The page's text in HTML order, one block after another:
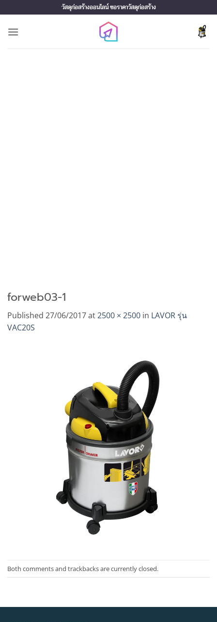
to
content
วัสดุก่อสร้างออนไลน์ ขอราคาวัสดุก่อสร้าง
forweb03-1
Published 27/06/2017at2500 × 2500 in LAVOR รุ่น
VAC20S
Both comments and trackbacks are currently closed.